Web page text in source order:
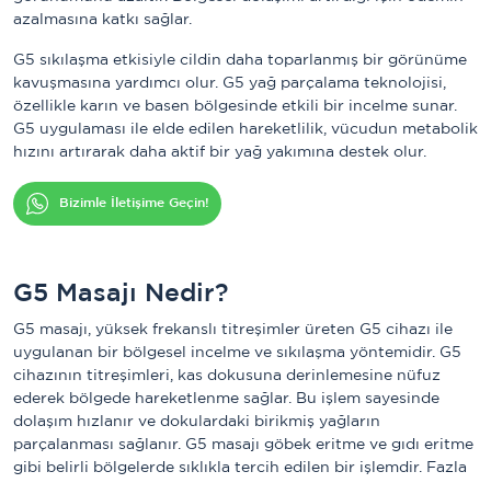
azalmasına katkı sağlar.
G5 sıkılaşma etkisiyle cildin daha toparlanmış bir görünüme
kavuşmasına yardımcı olur. G5 yağ parçalama teknolojisi,
özellikle karın ve basen bölgesinde etkili bir incelme sunar.
G5 uygulaması ile elde edilen hareketlilik, vücudun metabolik
hızını artırarak daha aktif bir yağ yakımına destek olur.
Bizimle İletişime Geçin!
G5 Masajı Nedir?
G5 masajı, yüksek frekanslı titreşimler üreten G5 cihazı ile
uygulanan bir bölgesel incelme ve sıkılaşma yöntemidir. G5
cihazının titreşimleri, kas dokusuna derinlemesine nüfuz
ederek bölgede hareketlenme sağlar. Bu işlem sayesinde
dolaşım hızlanır ve dokulardaki birikmiş yağların
parçalanması sağlanır. G5 masajı göbek eritme ve gıdı eritme
gibi belirli bölgelerde sıklıkla tercih edilen bir işlemdir. Fazla